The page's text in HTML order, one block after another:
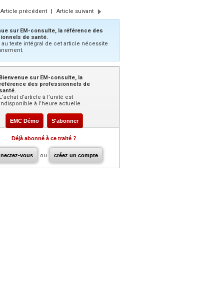
Article précédent | Article suivant
sur EM-consulte, la référence des
de santé.
au texte intégral de cet article nécessite
Bienvenue sur EM-consulte, la
référence des professionnels de
santé.
L’achat d’article à l’unité est
indisponible à l’heure actuelle.
EMC Démo S'abonner
Déjà abonné à ce traité ?
vous ou créez un compte